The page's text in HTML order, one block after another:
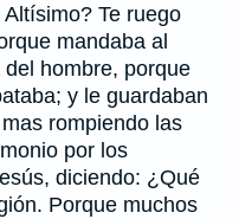
Te ruego
mandaba al
hombre, porque
y le guardaban
rompiendo las
por los
diciendo: ¿Qué
Porque muchos